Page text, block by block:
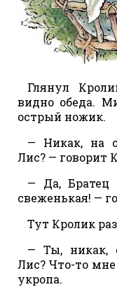
Глянул
видно обеда.
острый ножик.
— Никак, на
Лис? — говорит
— Да, Братец
свеженькая! —
Тут Кролик
— Ты, никак,
Лис? Что-то мне
укропа.